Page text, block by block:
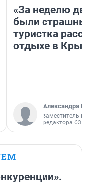
«За неделю
были
туристка
отдыхе в
Александра
заместитель
редактора 63.RU